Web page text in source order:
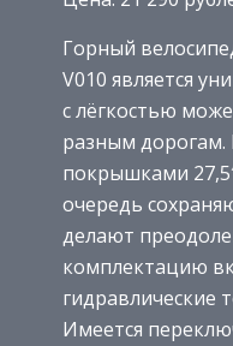
Горный
V010 является
с лёгкостью
разным дорогам.
покрышками
очередь
делают
комплектацию
гидравлические
Имеется